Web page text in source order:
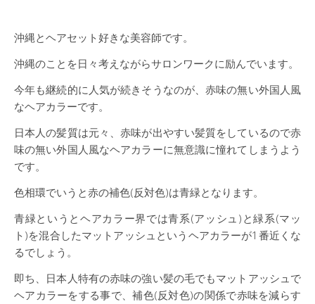
沖縄とヘアセット好きな美容師です。
沖縄のことを日々考えながらサロンワークに励んでいます。
今年も継続的に人気が続きそうなのが、赤味の無い外国人風
なヘアカラーです。
日本人の髪質は元々、赤味が出やすい髪質をしているので赤
味の無い外国人風なヘアカラーに無意識に憧れてしまうよう
です。
色相環でいうと赤の補色(反対色)は青緑となります。
青緑というとヘアカラー界では青系(アッシュ)と緑系(マッ
ト)を混合したマットアッシュというヘアカラーが1番近くな
るでしょう。
即ち、日本人特有の赤味の強い髪の毛でもマットアッシュで
ヘアカラーをする事で、補色(反対色)の関係で赤味を減らす